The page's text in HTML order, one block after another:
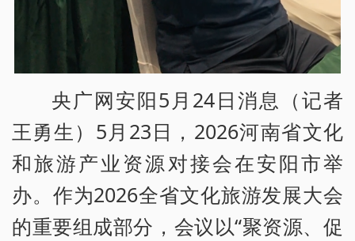
央广网安阳5月24日消息（记者
王勇生）5月23日，2026河南省文化
和旅游产业资源对接会在安阳市举
办。作为2026全省文化旅游发展大会
的重要组成部分，会议以“聚资源、促